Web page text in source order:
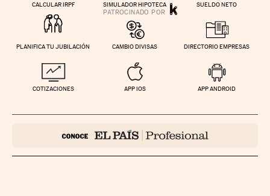
CALCULAR IRPF SIMULADOR HIPOTECA SUELDO NETO
PLANIFICA TU JUBILACIÓN CAMBIO DIVISAS DIRECTORIO EMPRESAS
COTIZACIONES APP IOS APP ANDROID